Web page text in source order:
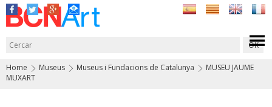
Home Museus Museus i Fundacions de Catalunya
MUSEU JAUME
MUXART